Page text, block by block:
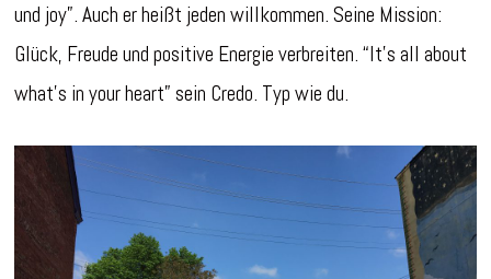
und joy”. Auch er heißt jeden willkommen. Seine Mission:
Glück, Freude und positive Energie verbreiten. “It’s all about
what’s in your heart” sein Credo. Typ wie du.